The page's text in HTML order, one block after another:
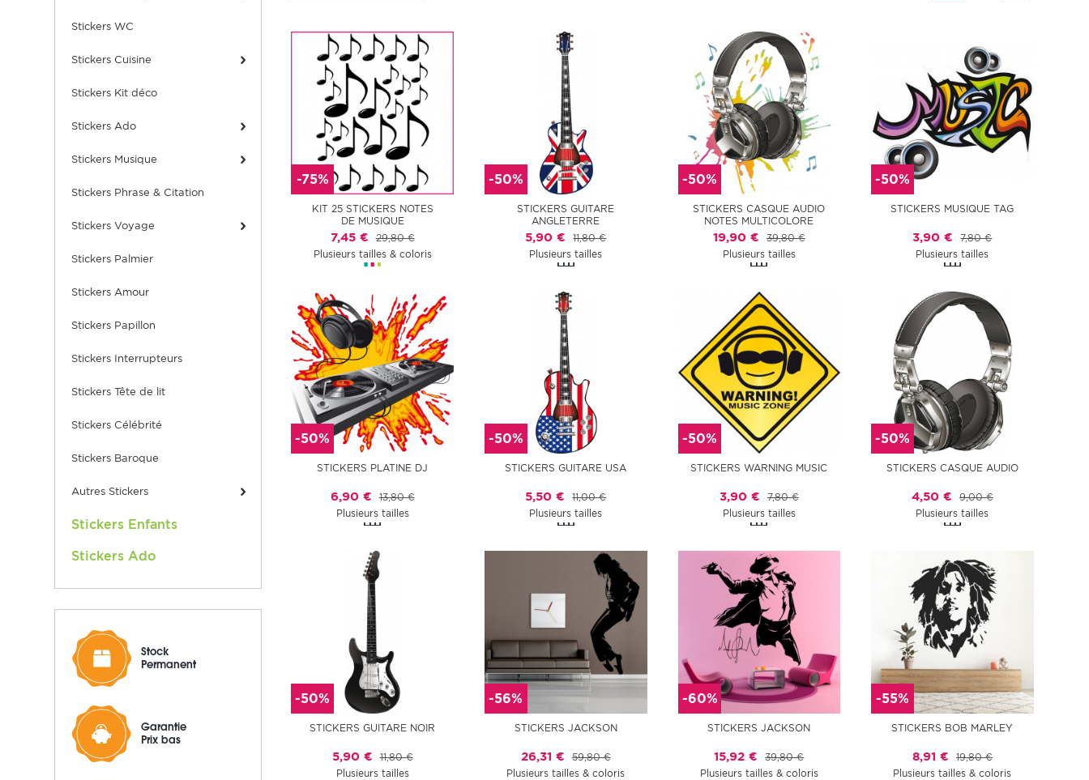
Stickers WC
Stickers Cuisine
Stickers Kit déco
Stickers Ado
Stickers Musique
Stickers Phrase & Citation
Stickers Voyage
Stickers Palmier
Stickers Amour
Stickers Papillon
Stickers Interrupteurs
Stickers Tête de lit
Stickers Célébrité
Stickers Baroque
Autres Stickers
Stickers Enfants
Stickers Ado
Stock
Permanent
Garantie
Prix bas
-75%
KIT 25 STICKERS NOTES
DE MUSIQUE
7,45 €
29,80 €
Plusieurs tailles & coloris
-50%
STICKERS GUITARE
ANGLETERRE
5,90 €
11,80 €
Plusieurs tailles
-50%
STICKERS CASQUE AUDIO
NOTES MULTICOLORE
19,90 €
39,80 €
Plusieurs tailles
-50%
STICKERS MUSIQUE TAG
3,90 €
7,80 €
Plusieurs tailles
-50%
STICKERS PLATINE DJ
6,90 €
13,80 €
Plusieurs tailles
-50%
STICKERS GUITARE USA
5,50 €
11,00 €
Plusieurs tailles
-50%
STICKERS WARNING MUSIC
3,90 €
7,80 €
Plusieurs tailles
-50%
STICKERS CASQUE AUDIO
4,50 €
9,00 €
Plusieurs tailles
-50%
STICKERS GUITARE NOIR
5,90 €
11,80 €
Plusieurs tailles
-56%
STICKERS JACKSON
26,31 €
59,80 €
Plusieurs tailles & coloris
-60%
STICKERS JACKSON
15,92 €
39,80 €
Plusieurs tailles & coloris
-55%
STICKERS BOB MARLEY
8,91 €
19,80 €
Plusieurs tailles & coloris